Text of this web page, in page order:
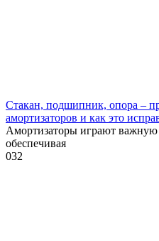
Стакан, подшипник, опора –
амортизаторов и как это
Амортизаторы играют важную
обеспечивая
032